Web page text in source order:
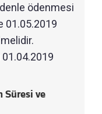
ödenmesi
01.05.2019
Süresi ve